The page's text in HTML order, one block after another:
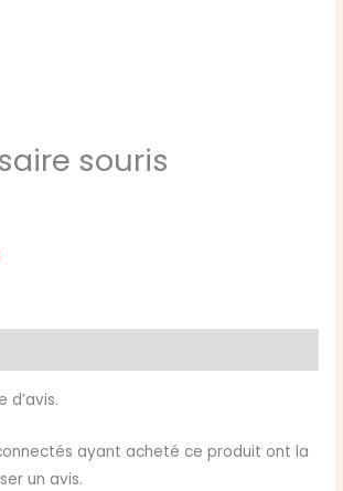
souris
d’avis.
ayant acheté ce produit ont la
un avis.